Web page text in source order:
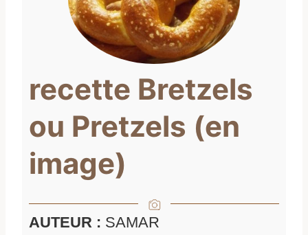
recette Bretzels
ou Pretzels (en
image)
AUTEUR : SAMAR